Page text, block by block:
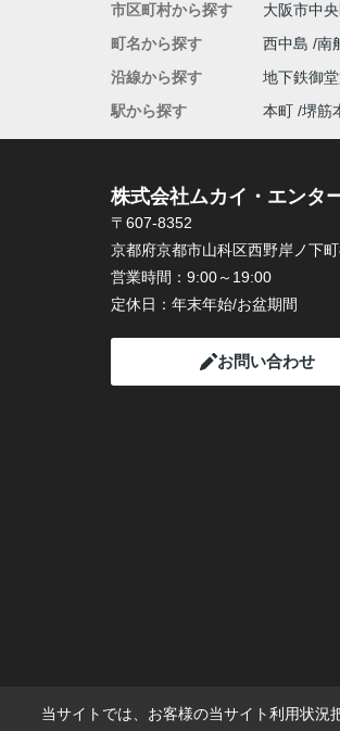
市区町村から探す 大阪市中
町名から探す
西中島 南
沿線から探す
地下鉄御
駅から探す
本町 堺筋
株式会社ムカイ・エンタ
〒607-8352
京都府京都市山科区西野岸ノ下
営業時間： 9:00～19:00
定休日： 年末年始/お盆期間
お問い合わせ
当サイトでは、お客様の当サイト利用状況